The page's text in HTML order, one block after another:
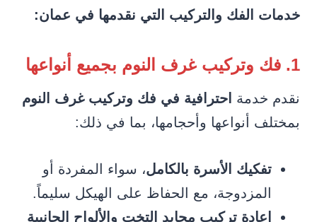
خدمات الفك والتركيب التي نقدمها في عمان:
1. فك وتركيب غرف النوم بجميع أنواعها
نقدم خدمة احترافية في فك وتركيب غرف النوم
بمختلف أنواعها وأحجامها، بما في ذلك:
تفكيك الأسرة بالكامل، سواء المفردة أو
المزدوجة، مع الحفاظ على الهيكل سليماً.
إعادة تركيب مجابد التخت والألواح الجانبية